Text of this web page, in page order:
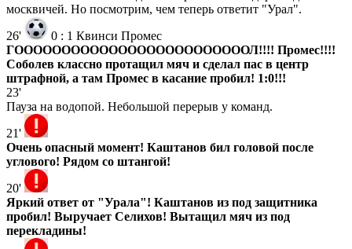
москвичей. Но посмотрим, чем теперь ответит "Урал".
26'
0 : 1 Квинси Промес
ГОООООООООООООООООООООООООЛ!!!! Промес!!!!
Соболев классно протащил мяч и сделал пас в центр
штрафной, а там Промес в касание пробил! 1:0!!!
23'
Пауза на водопой. Небольшой перерыв у команд.
21'
Очень опасный момент! Каштанов бил головой после
углового! Рядом со штангой!
20'
Яркий ответ от "Урала"! Каштанов из под защитника
пробил! Выручает Селихов! Вытащил мяч из под
перекладины!